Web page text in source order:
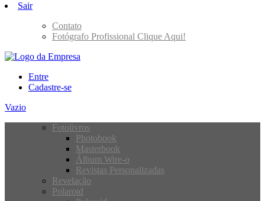
Sair
Contato
Fotógrafo Profissional Clique Aqui!
Entre
Cadastre-se
Vazio
Fotolivros
Photobook
Masterbook
Álbum Wire-o
Revistas Personalizadas
Revelação
Polaroid